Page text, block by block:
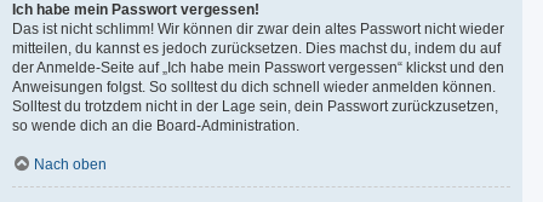
Ich habe mein Passwort vergessen!
Das ist nicht schlimm! Wir können dir zwar dein altes Passwort nicht wieder
mitteilen, du kannst es jedoch zurücksetzen. Dies machst du, indem du auf
der Anmelde-Seite auf „Ich habe mein Passwort vergessen“ klickst und den
Anweisungen folgst. So solltest du dich schnell wieder anmelden können.
Solltest du trotzdem nicht in der Lage sein, dein Passwort zurückzusetzen,
so wende dich an die Board-Administration.
Nach oben